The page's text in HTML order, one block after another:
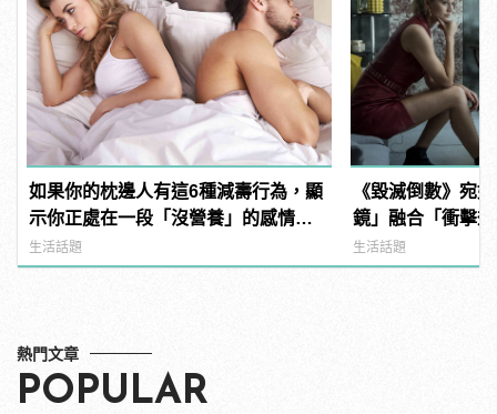
如果你的枕邊人有這6種減壽行為，顯
示你正處在一段「沒營養」的感情
中！快逃啊！
生活話題
《毀滅倒數》宛
鏡」融合「衝擊
manfashion這樣
生活話題
熱門文章
POPULAR